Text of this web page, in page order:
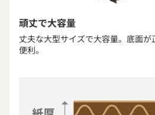
頑丈で大容量
丈夫な大型サイズで大容量。底面
便利。